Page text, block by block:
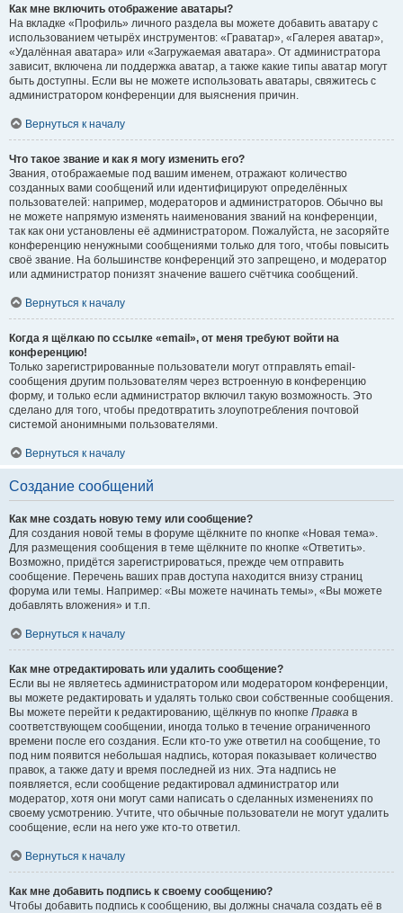
Как мне включить отображение аватары?
На вкладке «Профиль» личного раздела вы можете добавить аватару с
использованием четырёх инструментов: «Граватар», «Галерея аватар»,
«Удалённая аватара» или «Загружаемая аватара». От администратора
зависит, включена ли поддержка аватар, а также какие типы аватар могут
быть доступны. Если вы не можете использовать аватары, свяжитесь с
администратором конференции для выяснения причин.
Вернуться к началу
Что такое звание и как я могу изменить его?
Звания, отображаемые под вашим именем, отражают количество
созданных вами сообщений или идентифицируют определённых
пользователей: например, модераторов и администраторов. Обычно вы
не можете напрямую изменять наименования званий на конференции,
так как они установлены её администратором. Пожалуйста, не засоряйте
конференцию ненужными сообщениями только для того, чтобы повысить
своё звание. На большинстве конференций это запрещено, и модератор
или администратор понизят значение вашего счётчика сообщений.
Вернуться к началу
Когда я щёлкаю по ссылке «email», от меня требуют войти на
конференцию!
Только зарегистрированные пользователи могут отправлять email-
сообщения другим пользователям через встроенную в конференцию
форму, и только если администратор включил такую возможность. Это
сделано для того, чтобы предотвратить злоупотребления почтовой
системой анонимными пользователями.
Вернуться к началу
Создание сообщений
Как мне создать новую тему или сообщение?
Для создания новой темы в форуме щёлкните по кнопке «Новая тема».
Для размещения сообщения в теме щёлкните по кнопке «Ответить».
Возможно, придётся зарегистрироваться, прежде чем отправить
сообщение. Перечень ваших прав доступа находится внизу страниц
форума или темы. Например: «Вы можете начинать темы», «Вы можете
добавлять вложения» и т.п.
Вернуться к началу
Как мне отредактировать или удалить сообщение?
Если вы не являетесь администратором или модератором конференции,
вы можете редактировать и удалять только свои собственные сообщения.
Вы можете перейти к редактированию, щёлкнув по кнопке Правка в
соответствующем сообщении, иногда только в течение ограниченного
времени после его создания. Если кто-то уже ответил на сообщение, то
под ним появится небольшая надпись, которая показывает количество
правок, а также дату и время последней из них. Эта надпись не
появляется, если сообщение редактировал администратор или
модератор, хотя они могут сами написать о сделанных изменениях по
своему усмотрению. Учтите, что обычные пользователи не могут удалить
сообщение, если на него уже кто-то ответил.
Вернуться к началу
Как мне добавить подпись к своему сообщению?
Чтобы добавить подпись к сообщению, вы должны сначала создать её в